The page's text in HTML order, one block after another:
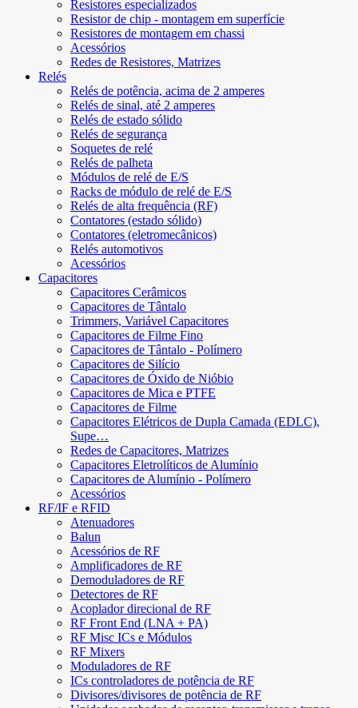
Resistores especializados
Resistor de chip - montagem em superfície
Resistores de montagem em chassi
Acessórios
Redes de Resistores, Matrizes
Relés
Relés de potência, acima de 2 amperes
Relés de sinal, até 2 amperes
Relés de estado sólido
Relés de segurança
Soquetes de relé
Relés de palheta
Módulos de relé de E/S
Racks de módulo de relé de E/S
Relés de alta frequência (RF)
Contatores (estado sólido)
Contatores (eletromecânicos)
Relés automotivos
Acessórios
Capacitores
Capacitores Cerâmicos
Capacitores de Tântalo
Trimmers, Variável Capacitores
Capacitores de Filme Fino
Capacitores de Tântalo - Polímero
Capacitores de Silício
Capacitores de Óxido de Nióbio
Capacitores de Mica e PTFE
Capacitores de Filme
Capacitores Elétricos de Dupla Camada (EDLC),
Supe…
Redes de Capacitores, Matrizes
Capacitores Eletrolíticos de Alumínio
Capacitores de Alumínio - Polímero
Acessórios
RF/IF e RFID
Atenuadores
Balun
Acessórios de RF
Amplificadores de RF
Demoduladores de RF
Detectores de RF
Acoplador direcional de RF
RF Front End (LNA + PA)
RF Misc ICs e Módulos
RF Mixers
Moduladores de RF
ICs controladores de potência de RF
Divisores/divisores de potência de RF